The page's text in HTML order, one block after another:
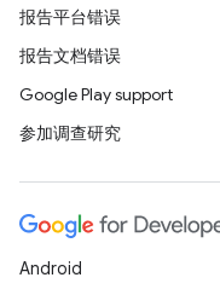
报告平台错误
报告文档错误
Google Play support
参加调查研究
Android